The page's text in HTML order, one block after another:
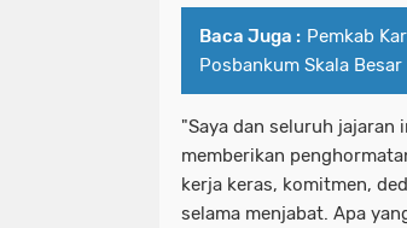
Baca Juga : Pemkab
Posbankum Skala Besar
"Saya dan seluruh jajaran
memberikan
kerja keras, komitmen,
selama menjabat. Apa